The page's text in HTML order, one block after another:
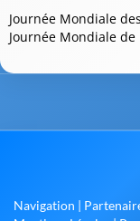
Journée Mondiale
Journée Mondiale
Navigation |